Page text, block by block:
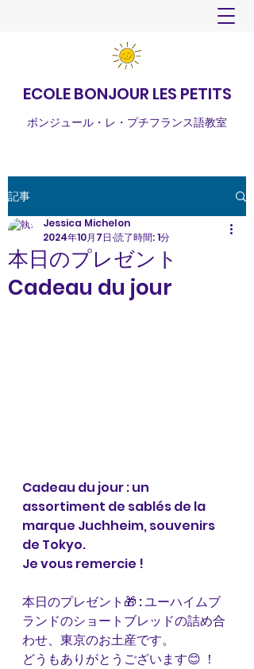
ECOLE BONJOUR LES PETITS
ボンジュール・レ・プチフランス語教室
記事
本日のプレゼント
Cadeau du jour
Jessica Michelon
2024年10月7日 読了時間: 1分
Cadeau du jour : un
assortiment de sablés de la
marque Juchheim, souvenirs
de Tokyo.
Je vous remercie !
本日のプレゼント🎁 : ユーハイムブ
ランドのショートブレッドの詰め合
わせ、東京のお土産です。
どうもありがとうございます😊 ！